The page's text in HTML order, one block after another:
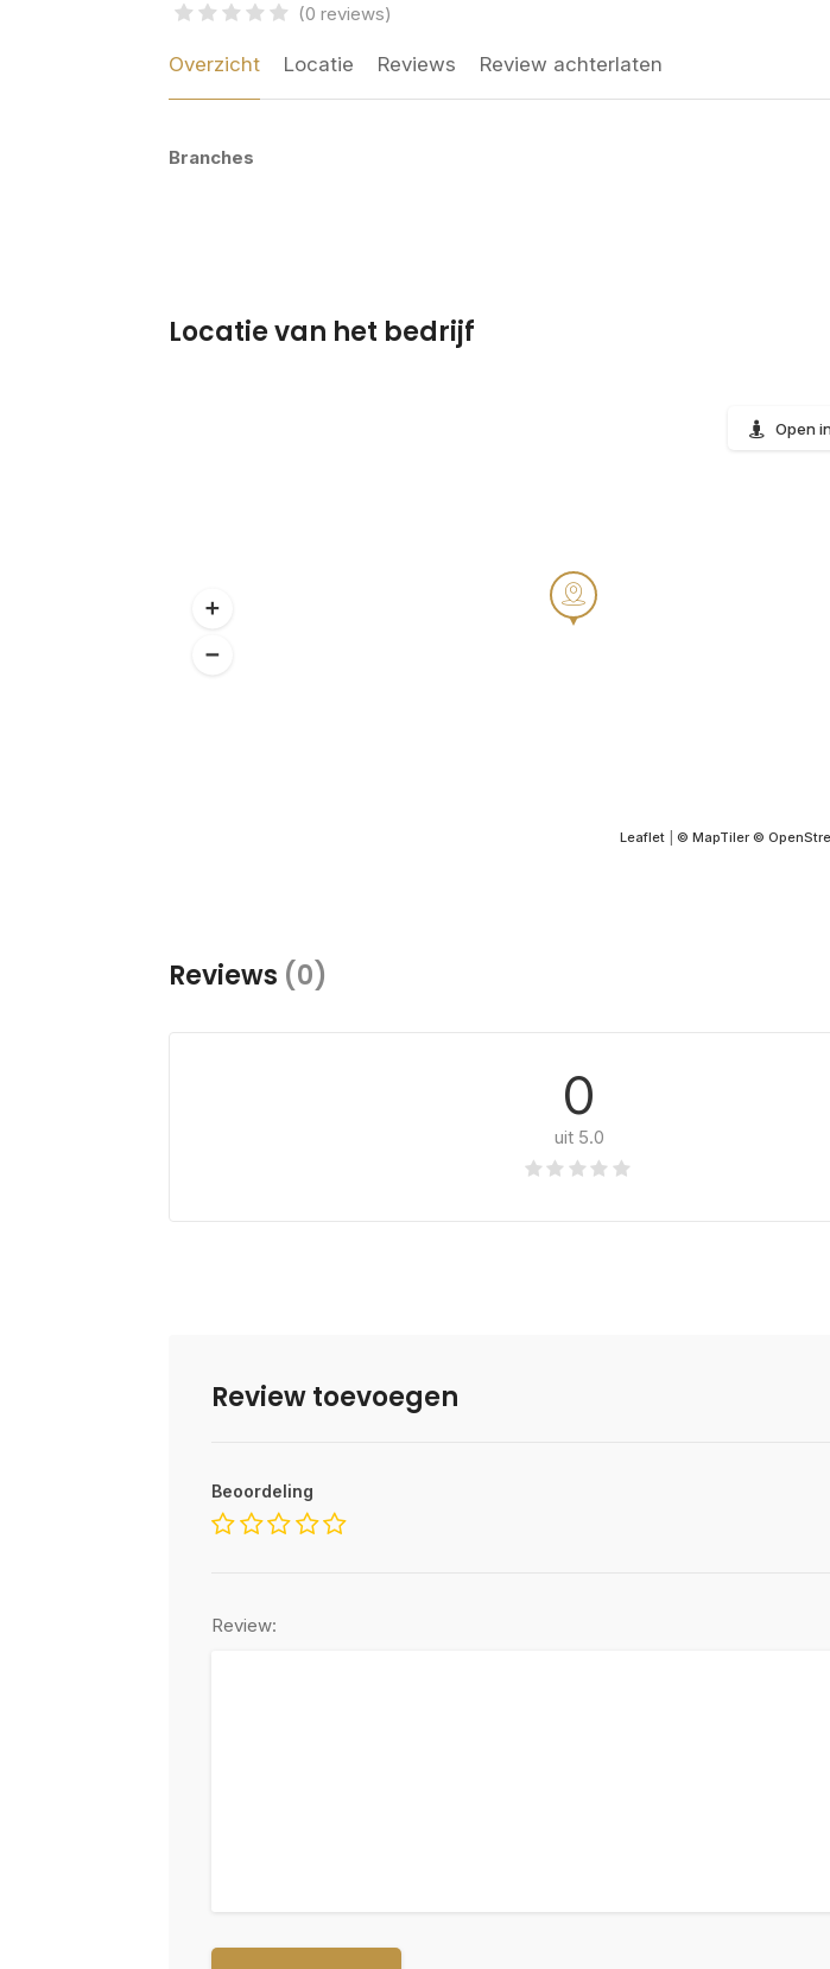
(0 reviews)
Overzicht Locatie Reviews Review achterlaten
Branches
Locatie van het bedrijf
Leaflet| © MapTiler ©
Open
Reviews (0)
0
uit 5.0
Review toevoegen
Beoordeling
Review: